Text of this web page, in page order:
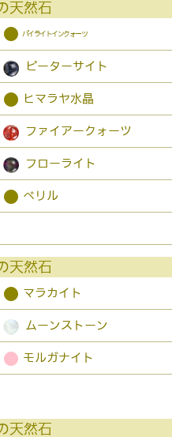
天然石
● パイライトインクォーツ
ピーターサイト
● ヒマラヤ水晶
ファイアークォーツ
フローライト
● ベリル
天然石
● マラカイト
ムーンストーン
● モルガナイト
天然石